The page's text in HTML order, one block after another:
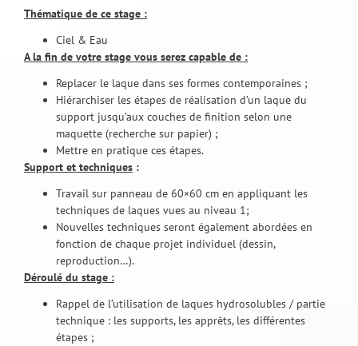
Thématique de ce stage :
Ciel & Eau
A la fin de votre stage vous serez capable de :
Replacer le laque dans ses formes contemporaines ;
Hiérarchiser les étapes de réalisation d’un laque du
support jusqu’aux couches de finition selon une
maquette (recherche sur papier) ;
Mettre en pratique ces étapes.
Support et techniques :
Travail sur panneau de 60×60 cm en appliquant les
techniques de laques vues au niveau 1;
Nouvelles techniques seront également abordées en
fonction de chaque projet individuel (dessin,
reproduction…).
Déroulé du stage :
Rappel de l’utilisation de laques hydrosolubles / partie
technique : les supports, les apprêts, les différentes
étapes ;